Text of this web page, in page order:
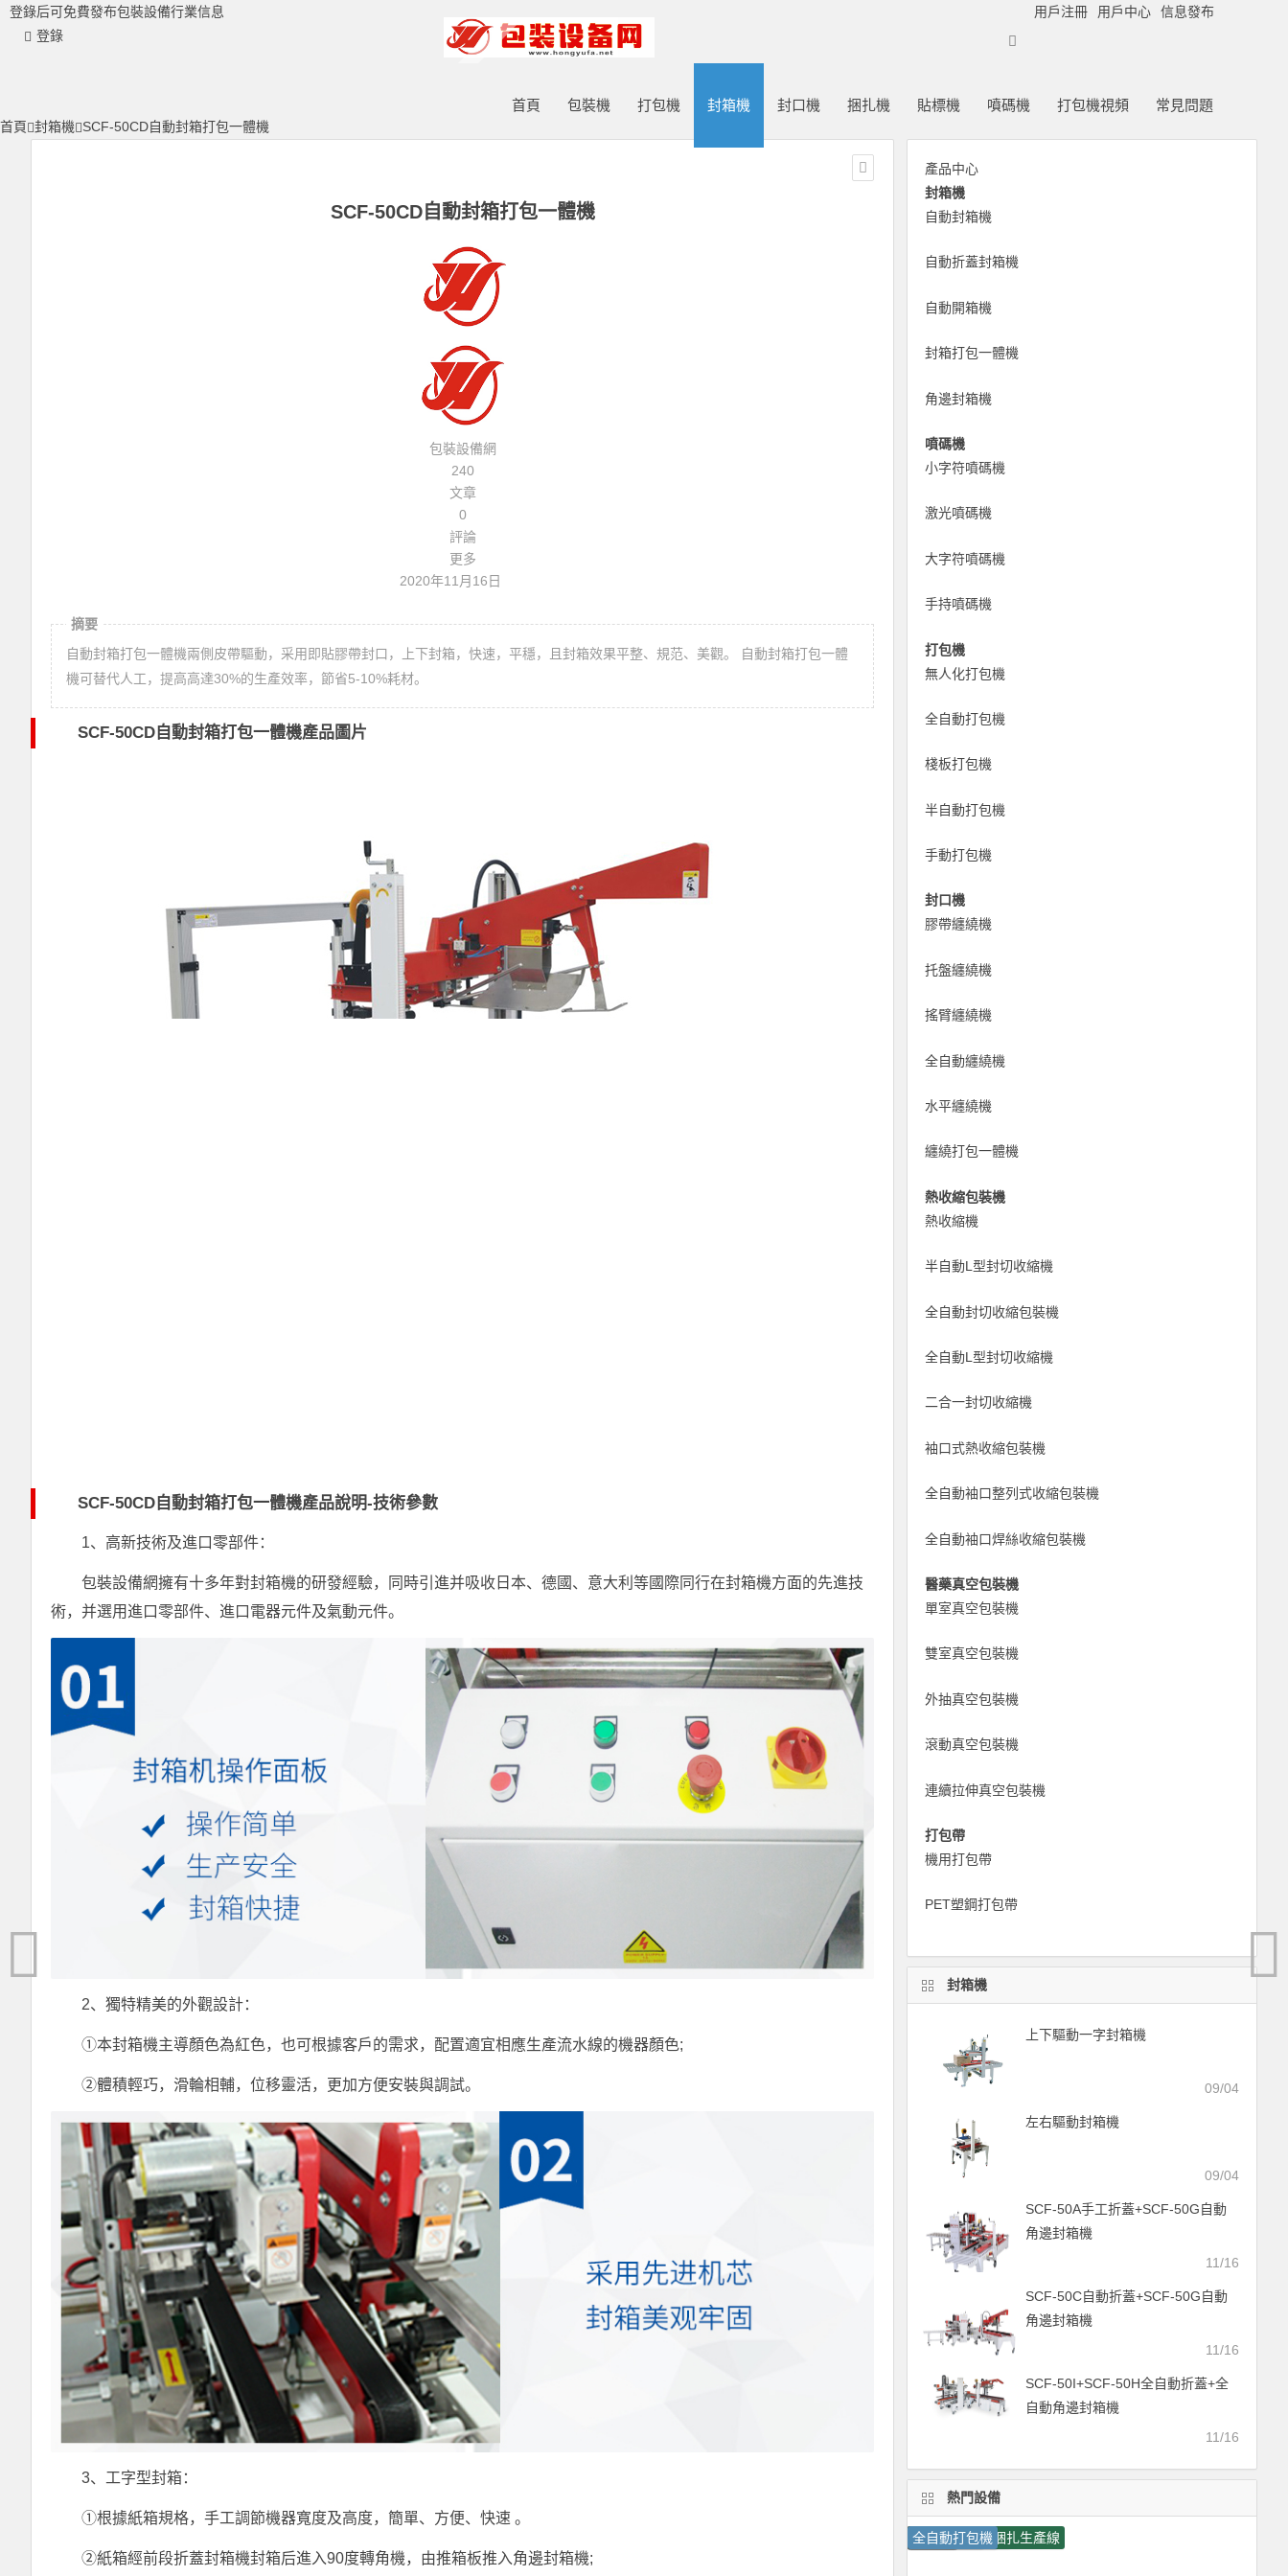
登錄后可免費發布包裝設備行業信息
登錄
用戶注冊 用戶中心 信息發布
打包機|包裝機|封口機|封箱機|捆扎機|打標機|噴碼機|打碼機廠家
首頁 包裝機 打包機 封箱機 封口機 捆扎機 貼標機 噴碼機 打包機視頻 常見問題
首頁 封箱機 SCF-50CD自動封箱打包一體機
SCF-50CD自動封箱打包一體機
包裝設備網
240
文章
0
評論
更多
2020年11月16日
摘要
自動封箱打包一體機兩側皮帶驅動，采用即貼膠帶封口，上下封箱，快速，平穩，且封箱效果平整、規范、美觀。 自動封箱打包一體
機可替代人工，提高高達30%的生產效率，節省5-10%耗材。
SCF-50CD自動封箱打包一體機產品圖片
SCF-50CD自動封箱打包一體機產品說明-技術參數
1、高新技術及進口零部件：
包裝設備網擁有十多年對封箱機的研發經驗，同時引進并吸收日本、德國、意大利等國際同行在封箱機方面的先進技
術，并選用進口零部件、進口電器元件及氣動元件。
2、獨特精美的外觀設計：
①本封箱機主導顏色為紅色，也可根據客戶的需求，配置適宜相應生產流水線的機器顏色;
②體積輕巧，滑輪相輔，位移靈活，更加方便安裝與調試。
3、工字型封箱：
①根據紙箱規格，手工調節機器寬度及高度，簡單、方便、快速 。
②紙箱經前段折蓋封箱機封箱后進入90度轉角機，由推箱板推入角邊封箱機;
產品中心
封箱機
自動封箱機
自動折蓋封箱機
自動開箱機
封箱打包一體機
角邊封箱機
噴碼機
小字符噴碼機
激光噴碼機
大字符噴碼機
手持噴碼機
打包機
無人化打包機
全自動打包機
棧板打包機
半自動打包機
手動打包機
封口機
膠帶纏繞機
托盤纏繞機
搖臂纏繞機
全自動纏繞機
水平纏繞機
纏繞打包一體機
熱收縮包裝機
熱收縮機
半自動L型封切收縮機
全自動封切收縮包裝機
全自動L型封切收縮機
二合一封切收縮機
袖口式熱收縮包裝機
全自動袖口整列式收縮包裝機
全自動袖口焊絲收縮包裝機
醫藥真空包裝機
單室真空包裝機
雙室真空包裝機
外抽真空包裝機
滾動真空包裝機
連續拉伸真空包裝機
打包帶
機用打包帶
PET塑鋼打包帶
封箱機
上下驅動一字封箱機
09/04
左右驅動封箱機
09/04
SCF-50A手工折蓋+SCF-50G自動
角邊封箱機
11/16
SCF-50C自動折蓋+SCF-50G自動
角邊封箱機
11/16
SCF-50I+SCF-50H全自動折蓋+全
自動角邊封箱機
11/16
熱門設備
收縮機
小字符噴碼機
包裝機
激光噴碼機
膠帶自動封箱機
打包機
捆扎機
封箱機
紙箱自動封箱捆扎生產線
全自動打包機